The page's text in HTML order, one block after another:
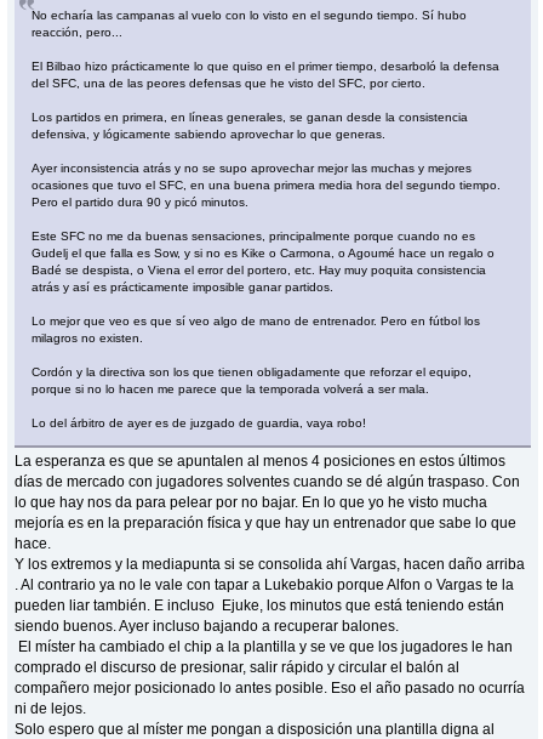
No echaría las campanas al vuelo con lo visto en el segundo tiempo. Sí hubo
reacción, pero...
El Bilbao hizo prácticamente lo que quiso en el primer tiempo, desarboló la defensa
del SFC, una de las peores defensas que he visto del SFC, por cierto.
Los partidos en primera, en líneas generales, se ganan desde la consistencia
defensiva, y lógicamente sabiendo aprovechar lo que generas.
Ayer inconsistencia atrás y no se supo aprovechar mejor las muchas y mejores
ocasiones que tuvo el SFC, en una buena primera media hora del segundo tiempo.
Pero el partido dura 90 y picó minutos.
Este SFC no me da buenas sensaciones, principalmente porque cuando no es
Gudelj el que falla es Sow, y si no es Kike o Carmona, o Agoumé hace un regalo o
Badé se despista, o Viena el error del portero, etc. Hay muy poquita consistencia
atrás y así es prácticamente imposible ganar partidos.
Lo mejor que veo es que sí veo algo de mano de entrenador. Pero en fútbol los
milagros no existen.
Cordón y la directiva son los que tienen obligadamente que reforzar el equipo,
porque si no lo hacen me parece que la temporada volverá a ser mala.
Lo del árbitro de ayer es de juzgado de guardia, vaya robo!
La esperanza es que se apuntalen al menos 4 posiciones en estos últimos
días de mercado con jugadores solventes cuando se dé algún traspaso. Con
lo que hay nos da para pelear por no bajar. En lo que yo he visto mucha
mejoría es en la preparación física y que hay un entrenador que sabe lo que
hace.
Y los extremos y la mediapunta si se consolida ahí Vargas, hacen daño arriba
. Al contrario ya no le vale con tapar a Lukebakio porque Alfon o Vargas te la
pueden liar también. E incluso Ejuke, los minutos que está teniendo están
siendo buenos. Ayer incluso bajando a recuperar balones.
El míster ha cambiado el chip a la plantilla y se ve que los jugadores le han
comprado el discurso de presionar, salir rápido y circular el balón al
compañero mejor posicionado lo antes posible. Eso el año pasado no ocurría
ni de lejos.
Solo espero que al míster me pongan a disposición una plantilla digna al